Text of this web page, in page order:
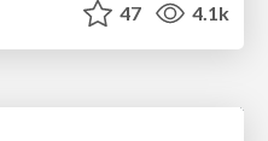
47 4.1k